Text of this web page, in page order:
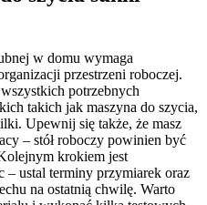
w domu wymaga
przestrzeni roboczej.
potrzebnych
takich jak maszyna do szycia,
Upewnij się także, że masz
– stół roboczy powinien być
krokiem jest
– ustal terminy przymiarek oraz
na ostatnią chwilę. Warto